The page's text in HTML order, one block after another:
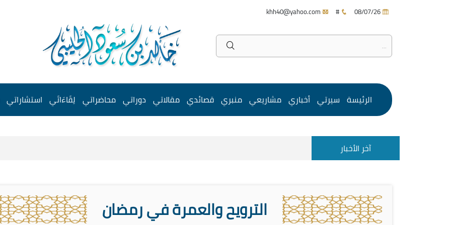
#
الرئيسة سيرتي أخباري مشاريعي منبري قصائدي مقالاتي دوراتي محاضراتي لِقَاءَاتَي استشاراتي
آخر الأخبار
الترويح والعمرة في رمضان